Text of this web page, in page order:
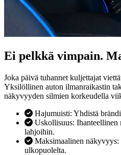
Ei pelkkä vimpain.
Joka päivä tuhannet kuljettajat
Yksilöllinen auton ilmanraikastin
näkyvyyden silmien korkeudella
Hajumuisti: Yhdistä
Uskollisuus:
lahjoihin.
Maksimaalinen
ulkopuolelta.